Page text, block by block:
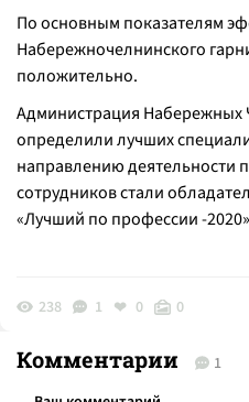
По основным показателям
Набережночелнинского
положительно.
Администрация Набережных
определили лучших
направлению деятельности
сотрудников стали
«Лучший по профессии -
238 1 0 0
Комментарии 1